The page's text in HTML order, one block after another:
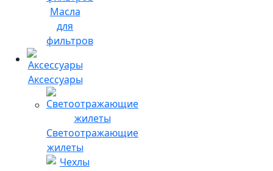
Масла
для
фильтров
Аксессуары
Светоотражающие
жилеты